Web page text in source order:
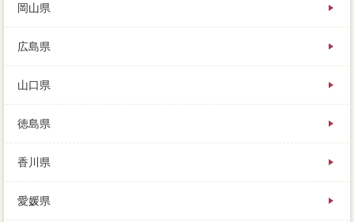
岡山県
広島県
山口県
徳島県
香川県
愛媛県